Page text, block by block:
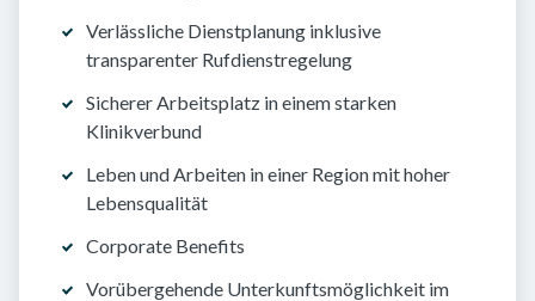
Verlässliche Dienstplanung inklusive
transparenter Rufdienstregelung
Sicherer Arbeitsplatz in einem starken
Klinikverbund
Leben und Arbeiten in einer Region mit hoher
Lebensqualität
Corporate Benefits
Vorübergehende Unterkunftsmöglichkeit im